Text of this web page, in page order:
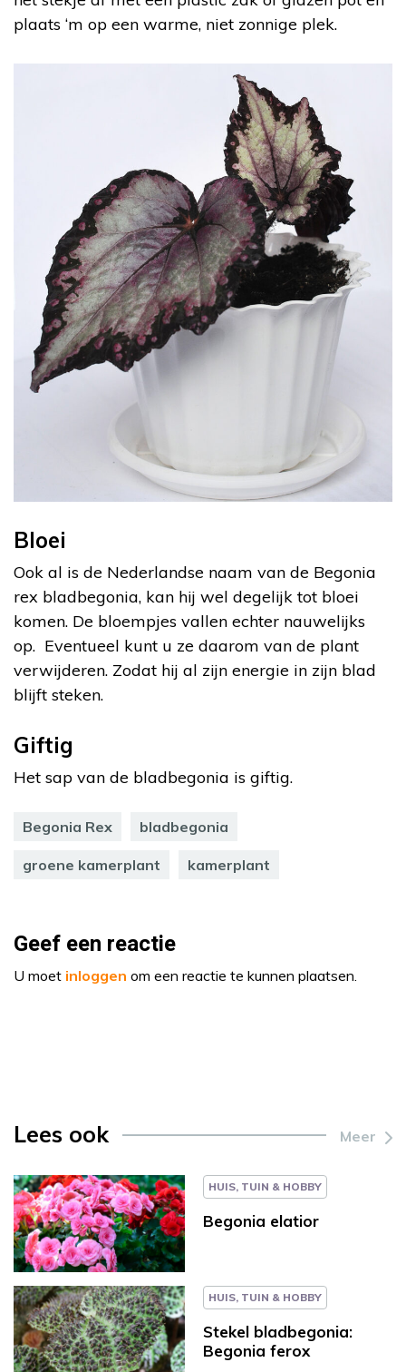
plaats ‘m op een warme, niet zonnige plek.
Bloei
Ook al is de Nederlandse naam van de Begonia
rex bladbegonia, kan hij wel degelijk tot bloei
komen. De bloempjes vallen echter nauwelijks
op. Eventueel kunt u ze daarom van de plant
verwijderen. Zodat hij al zijn energie in zijn blad
blijft steken.
Giftig
Het sap van de bladbegonia is giftig.
Begonia Rex bladbegonia
groene kamerplant kamerplant
Geef een reactie
U moet inloggen om een reactie te kunnen plaatsen.
Lees ook Meer
HUIS, TUIN & HOBBY
Begonia elatior
HUIS, TUIN & HOBBY
Stekel bladbegonia:
Begonia ferox